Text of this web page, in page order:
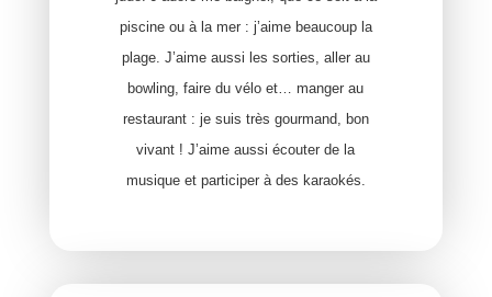
piscine ou à la mer : j’aime beaucoup la
plage. J’aime aussi les sorties, aller au
bowling, faire du vélo et… manger au
restaurant : je suis très gourmand, bon
vivant ! J’aime aussi écouter de la
musique et participer à des karaokés.